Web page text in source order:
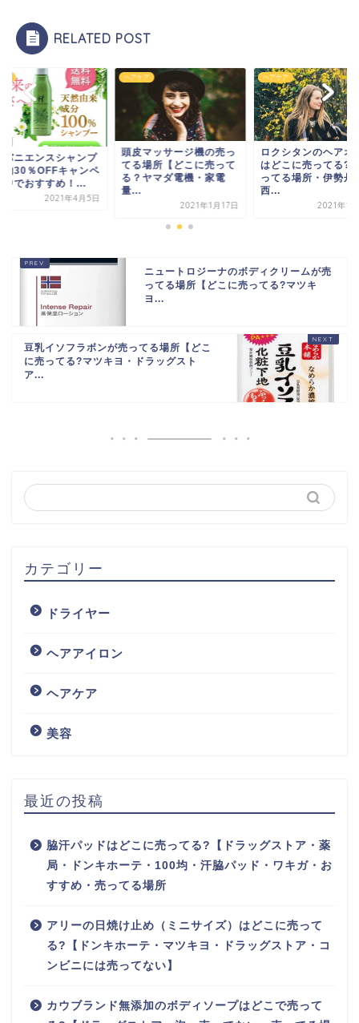
RELATED POST
バニエンスシャンプ
約30％OFFキャンペ
中でおすすめ！...
2021年4月5日
ヘアケア
頭皮マッサージ機の売っ
てる場所【どこに売って
る？ヤマダ電機・家電
量...
2021年1月17日
ヘアケア
ロクシタンのヘアオ
はどこに売ってる?
ってる場所・伊勢丹
西...
2021年1
ニュートロジーナのボディクリームが売
ってる場所【どこに売ってる?マツキ
ヨ...
豆乳イソフラボンが売ってる場所【どこ
に売ってる?マツキヨ・ドラッグスト
ア...
カテゴリー
ドライヤー
ヘアアイロン
ヘアケア
美容
最近の投稿
脇汗パッドはどこに売ってる?【ドラッグストア・薬
局・ドンキホーテ・100均・汗脇パッド・ワキガ・お
すすめ・売ってる場所
アリーの日焼け止め（ミニサイズ）はどこに売って
る?【ドンキホーテ・マツキヨ・ドラッグストア・コ
ンビニには売ってない】
カウブランド無添加のボディソープはどこで売って